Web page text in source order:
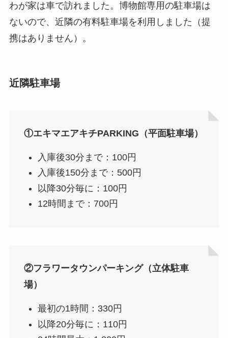
わが家は車で訪れました。博物館専用の駐車場は
ないので、近隣の有料駐車場を利用しました（提
携はありません）。
近隣駐車場
①エキマエアキチPARKING（平面駐車場）
入庫後30分まで：100円
入庫後150分まで：500円
以降30分毎に：100円
12時間まで：700円
②フラワータウンパーキング（立体駐車
場）
最初の1時間：330円
以降20分毎に：110円